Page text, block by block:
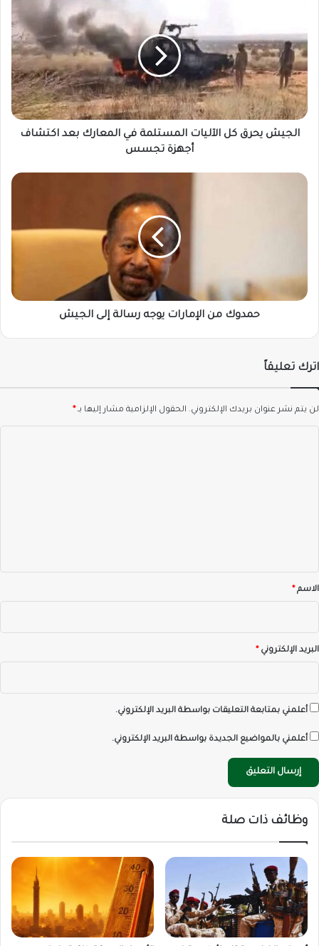
الآليات
المستلمة
في
المعارك
بعد
اكتشاف
أجهزة
الجيش يحرق كل الآليات المستلمة في المعارك بعد اكتشاف
أجهزة تجسس
حمدوك
حمدوك من الإمارات يوجه رسالة إلى الجيش
اترك تعليقاً
لن يتم نشر عنوان بريدك الإلكتروني. الحقول الإلزامية مشار إليها بـ*
*الاسم*
البريد الإلكتروني*
أعلمني بمتابعة التعليقات بواسطة البريد الإلكتروني.
أعلمني بالمواضيع الجديدة بواسطة البريد الإلكتروني.
وظائف ذات صلة